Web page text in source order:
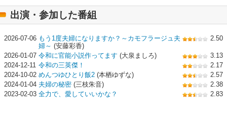
出演・参加した番組
2026-07-06 もう1度夫婦になりますか？～カモフラージュ夫
婦～ (安藤彩香)
2.50
2026-01-07 令和に官能小説作ってます (大泉ましろ)
3.13
2024-12-11 令和の三英傑！
2.17
2024-10-02 めんつゆひとり飯2 (本栖ゆずな)
2.57
2024-01-04 夫婦の秘密 (三枝朱音)
2.38
2023-02-03 全力で、愛していいかな？ 2.83